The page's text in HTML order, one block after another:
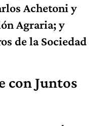
Achetoni y
Agraria; y
de la Sociedad
con Juntos